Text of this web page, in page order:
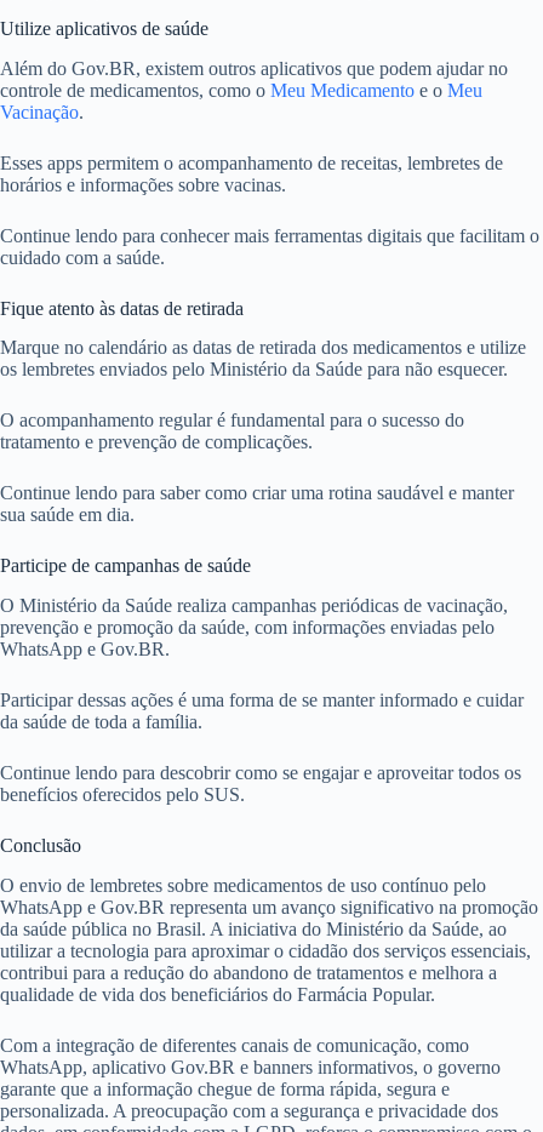
Utilize aplicativos de saúde
Além do Gov.BR, existem outros aplicativos que podem ajudar no
controle de medicamentos, como o Meu Medicamento e o Meu
Vacinação.
Esses apps permitem o acompanhamento de receitas, lembretes de
horários e informações sobre vacinas.
Continue lendo para conhecer mais ferramentas digitais que facilitam o
cuidado com a saúde.
Fique atento às datas de retirada
Marque no calendário as datas de retirada dos medicamentos e utilize
os lembretes enviados pelo Ministério da Saúde para não esquecer.
O acompanhamento regular é fundamental para o sucesso do
tratamento e prevenção de complicações.
Continue lendo para saber como criar uma rotina saudável e manter
sua saúde em dia.
Participe de campanhas de saúde
O Ministério da Saúde realiza campanhas periódicas de vacinação,
prevenção e promoção da saúde, com informações enviadas pelo
WhatsApp e Gov.BR.
Participar dessas ações é uma forma de se manter informado e cuidar
da saúde de toda a família.
Continue lendo para descobrir como se engajar e aproveitar todos os
benefícios oferecidos pelo SUS.
Conclusão
O envio de lembretes sobre medicamentos de uso contínuo pelo
WhatsApp e Gov.BR representa um avanço significativo na promoção
da saúde pública no Brasil. A iniciativa do Ministério da Saúde, ao
utilizar a tecnologia para aproximar o cidadão dos serviços essenciais,
contribui para a redução do abandono de tratamentos e melhora a
qualidade de vida dos beneficiários do Farmácia Popular.
Com a integração de diferentes canais de comunicação, como
WhatsApp, aplicativo Gov.BR e banners informativos, o governo
garante que a informação chegue de forma rápida, segura e
personalizada. A preocupação com a segurança e privacidade dos